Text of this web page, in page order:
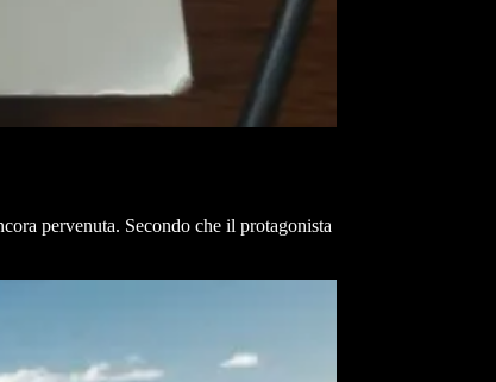
pervenuta. Secondo che il protagonista